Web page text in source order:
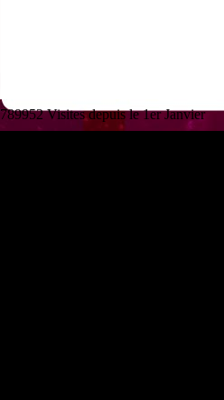
789952 Visites depuis le 1er Janvier